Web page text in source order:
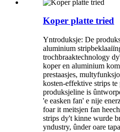
Koper platte tried
Yntroduksje: De
aluminium
trochbraaktechnology
koper en aluminium
prestaasjes,
kosten-effektive strips te
produksjeline is
'e easken fan' e nije
foar it meitsjen fan
strips dy't kinne wurde
yndustry, ûnder oare